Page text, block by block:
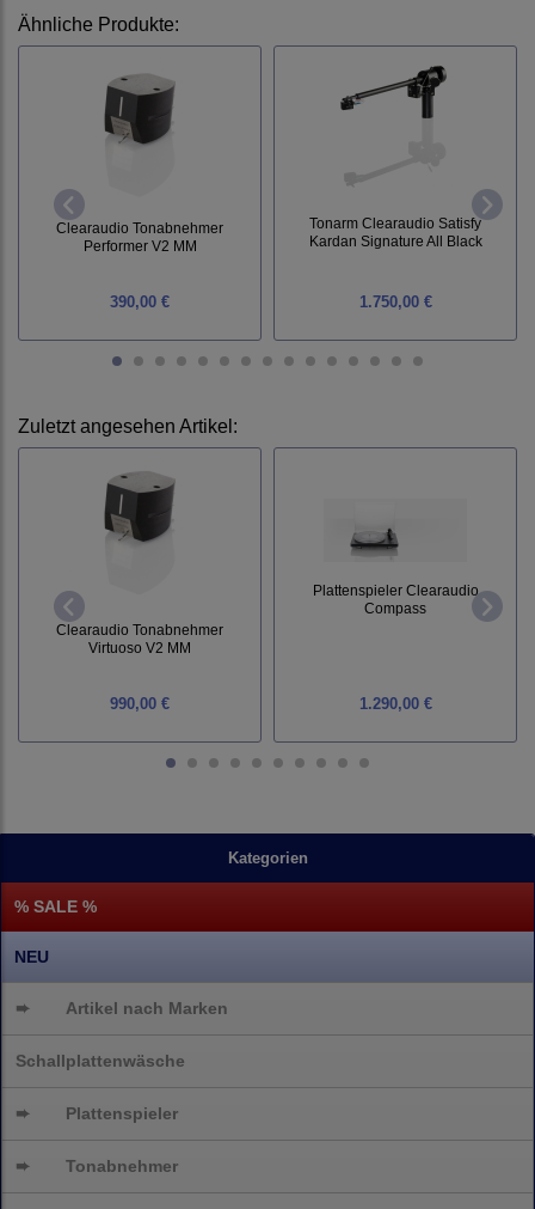
Kategorien
% SALE %
NEU
➨ Artikel nach Marken
Schallplattenwäsche
➨ Plattenspieler
➨ Tonabnehmer
Ähnliche Produkte:
Clearaudio Tonabnehmer
Performer V2 MM
390,00 €
Tonarm Clearaudio Satisfy
Kardan Signature All Black
1.750,00 €
Zuletzt angesehen Artikel:
Clearaudio Tonabnehmer
Virtuoso V2 MM
990,00 €
Plattenspieler Clearaudio
Compass
1.290,00 €